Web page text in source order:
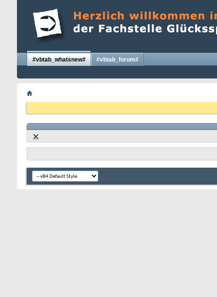
#vbtab_whatsnew# #vbtab_forum#